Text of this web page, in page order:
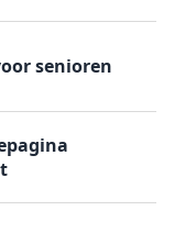
senioren